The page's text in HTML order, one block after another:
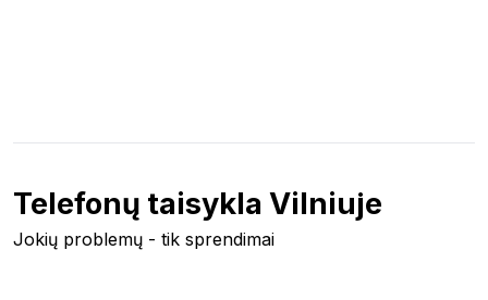
Telefonų taisykla Vilniuje
Jokių problemų - tik sprendimai